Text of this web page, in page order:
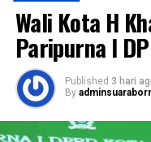
Wali Kota H
Paripurna I
Published 3 hari
By